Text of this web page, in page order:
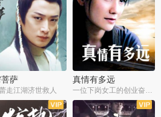
萨
走江湖济世救人
真情有多远
一位下岗女工的创业奋斗史
全36集